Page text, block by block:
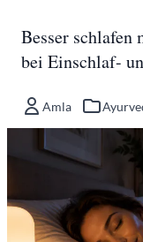
Besser
bei Einschlaf-
Amla